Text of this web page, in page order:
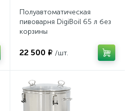
Полуавтоматическая
пивоварня DigiBoil 65 л без
корзины
22 500 ₽ /шт.